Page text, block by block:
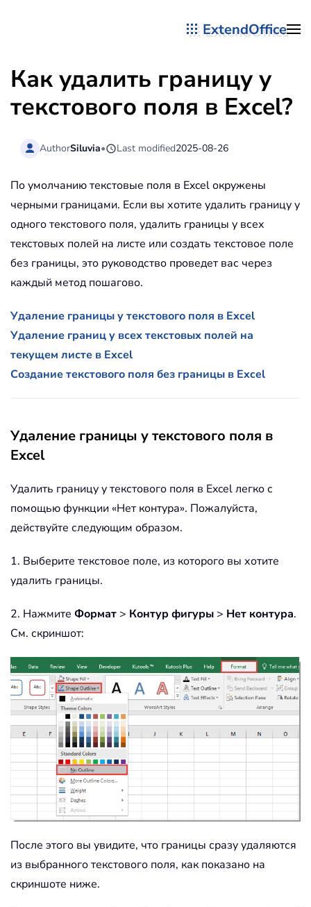
ExtendOffice
Как удалить границу у
текстового поля в Excel?
AuthorSiluvia• Last modified2025-08-26
По умолчанию текстовые поля в Excel окружены
черными границами. Если вы хотите удалить границу у
одного текстового поля, удалить границы у всех
текстовых полей на листе или создать текстовое поле
без границы, это руководство проведет вас через
каждый метод пошагово.
Удаление границы у текстового поля в Excel
Удаление границ у всех текстовых полей на
текущем листе в Excel
Создание текстового поля без границы в Excel
Удаление границы у текстового поля в
Excel
Удалить границу у текстового поля в Excel легко с
помощью функции «Нет контура». Пожалуйста,
действуйте следующим образом.
1. Выберите текстовое поле, из которого вы хотите
удалить границы.
2. Нажмите Формат > Контур фигуры > Нет контура.
См. скриншот:
После этого вы увидите, что границы сразу удаляются
из выбранного текстового поля, как показано на
скриншоте ниже.